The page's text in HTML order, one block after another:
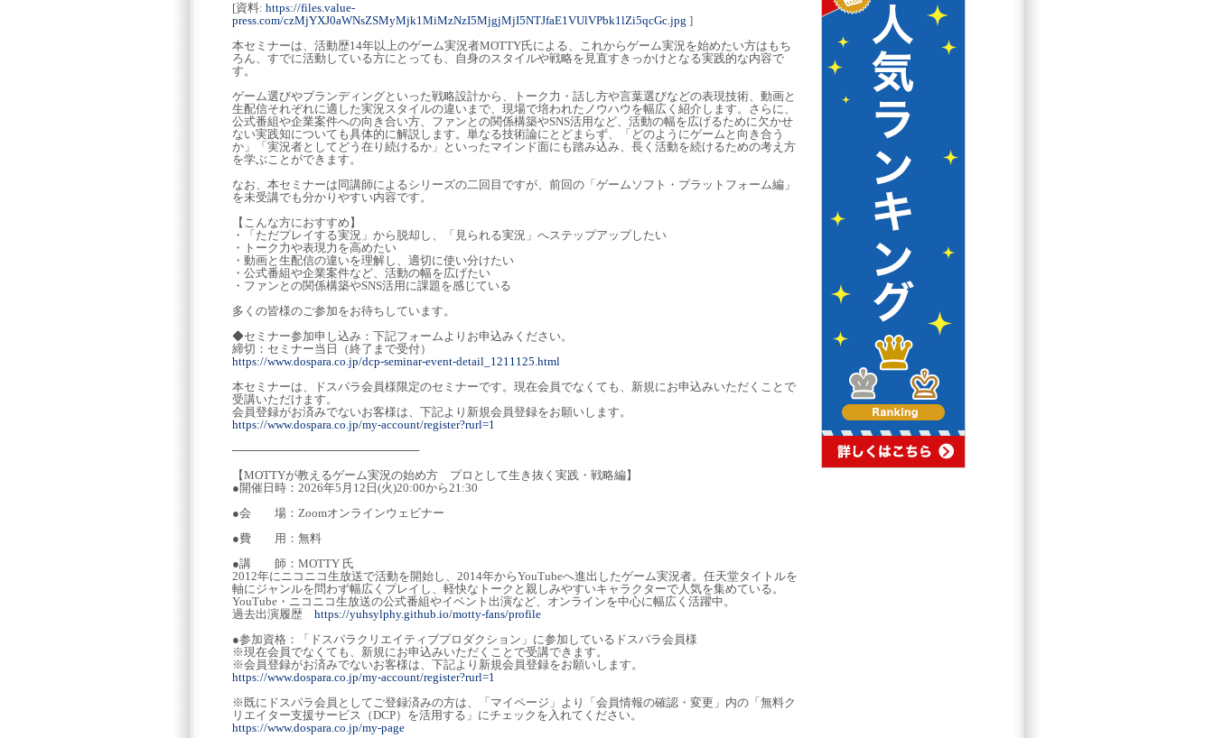
[資料: https://files.value-
press.com/czMjYXJ0aWNsZSMyMjk1MiMzNzI5MjgjMjI5NTJfaE1VUlVPbk1lZi5qcGc.jpg ]
本セミナーは、活動歴14年以上のゲーム実況者MOTTY氏による、これからゲーム実況を始めたい方はもち
ろん、すでに活動している方にとっても、自身のスタイルや戦略を見直すきっかけとなる実践的な内容で
す。
ゲーム選びやブランディングといった戦略設計から、トーク力・話し方や言葉選びなどの表現技術、動画と
生配信それぞれに適した実況スタイルの違いまで、現場で培われたノウハウを幅広く紹介します。さらに、
公式番組や企業案件への向き合い方、ファンとの関係構築やSNS活用など、活動の幅を広げるために欠かせ
ない実践知についても具体的に解説します。単なる技術論にとどまらず、「どのようにゲームと向き合う
か」「実況者としてどう在り続けるか」といったマインド面にも踏み込み、長く活動を続けるための考え方
を学ぶことができます。
なお、本セミナーは同講師によるシリーズの二回目ですが、前回の「ゲームソフト・プラットフォーム編」
を未受講でも分かりやすい内容です。
【こんな方におすすめ】
・「ただプレイする実況」から脱却し、「見られる実況」へステップアップしたい
・トーク力や表現力を高めたい
・動画と生配信の違いを理解し、適切に使い分けたい
・公式番組や企業案件など、活動の幅を広げたい
・ファンとの関係構築やSNS活用に課題を感じている
多くの皆様のご参加をお待ちしています。
◆セミナー参加申し込み：下記フォームよりお申込みください。
締切：セミナー当日（終了まで受付）
https://www.dospara.co.jp/dcp-seminar-event-detail_1211125.html
本セミナーは、ドスパラ会員様限定のセミナーです。現在会員でなくても、新規にお申込みいただくことで
受講いただけます。
会員登録がお済みでないお客様は、下記より新規会員登録をお願いします。
https://www.dospara.co.jp/my-account/register?rurl=1
───────────────────────
【MOTTYが教えるゲーム実況の始め方 プロとして生き抜く実践・戦略編】
●開催日時：2026年5月12日(火)20:00から21:30
●会 場：Zoomオンラインウェビナー
●費 用：無料
●講 師：MOTTY 氏
2012年にニコニコ生放送で活動を開始し、2014年からYouTubeへ進出したゲーム実況者。任天堂タイトルを
軸にジャンルを問わず幅広くプレイし、軽快なトークと親しみやすいキャラクターで人気を集めている。
YouTube・ニコニコ生放送の公式番組やイベント出演など、オンラインを中心に幅広く活躍中。
過去出演履歴 https://yuhsylphy.github.io/motty-fans/profile
●参加資格：「ドスパラクリエイティブプロダクション」に参加しているドスパラ会員様
※現在会員でなくても、新規にお申込みいただくことで受講できます。
※会員登録がお済みでないお客様は、下記より新規会員登録をお願いします。
https://www.dospara.co.jp/my-account/register?rurl=1
※既にドスパラ会員としてご登録済みの方は、「マイページ」より「会員情報の確認・変更」内の「無料ク
リエイター支援サービス（DCP）を活用する」にチェックを入れてください。
https://www.dospara.co.jp/my-page